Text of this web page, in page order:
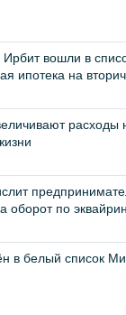
вошли в
ипотека на
расходы
оборот по
в белый список